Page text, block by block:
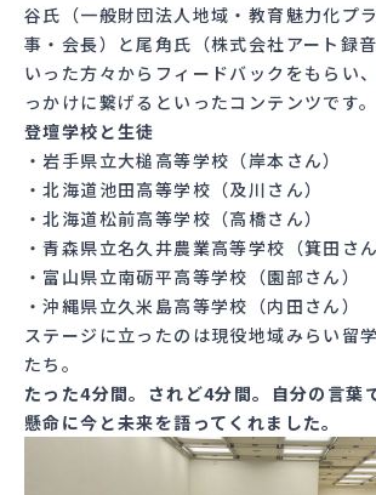
谷氏（一般財団法人地域・教育魅力化プ
事・会長）と尾角氏（株式会社アート録
いった方々からフィードバックをもらい
っかけに繋げるといったコンテンツです。
登壇学校と生徒
・岩手県立大槌高等学校（岸本さん）
・北海道池田高等学校（及川さん）
・北海道松前高等学校（高橋さん）
・青森県立名久井農業高等学校（箕田さん
・富山県立南砺平高等学校（園部さん）
・沖縄県立久米島高等学校（内田さん）
ステージに立ったのは現役地域みらい留
たち。
たった4分間。されど4分間。自分の言葉
懸命に今と未来を語ってくれました。